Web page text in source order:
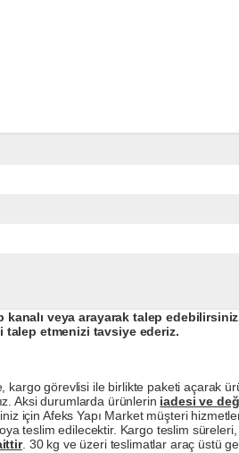
kanalı veya arayarak talep
talep etmenizi tavsiye ederiz.
görevlisi ile birlikte paketi açarak
Aksi durumlarda ürünlerin iadesi ve
için Afeks Yapı Market müşteri
teslim edilecektir. Kargo teslim
. 30 kg ve üzeri teslimatlar araç üstü